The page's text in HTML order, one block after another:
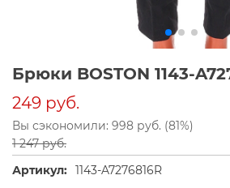
Брюки BOSTON 1143-
249 руб.
Вы сэкономили: 998 руб. (81%)
1 247 руб.
Артикул: 1143-A7276816R